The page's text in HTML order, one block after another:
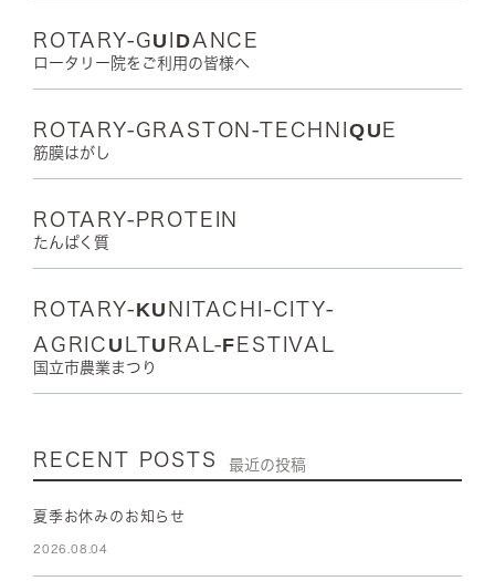
ROTARY-GUIDANCE
ロータリー院をご利用の皆様へ
ROTARY-GRASTON-TECHNIQUE
筋膜はがし
ROTARY-PROTEIN
たんぱく質
ROTARY-KUNITACHI-CITY-
AGRICULTURAL-FESTIVAL
国立市農業まつり
RECENT POSTS 最近の投稿
夏季お休みのお知らせ
2026.08.04